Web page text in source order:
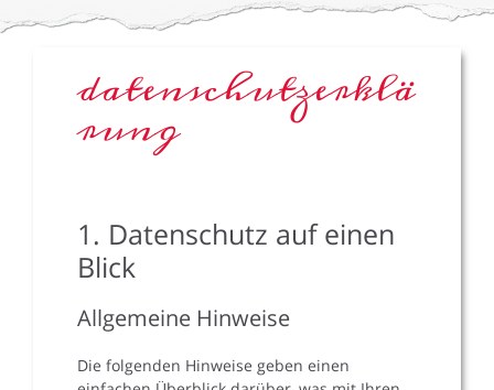
datenschutzerklä
rung
1. Datenschutz auf einen
Blick
Allgemeine Hinweise
Die folgenden Hinweise geben einen